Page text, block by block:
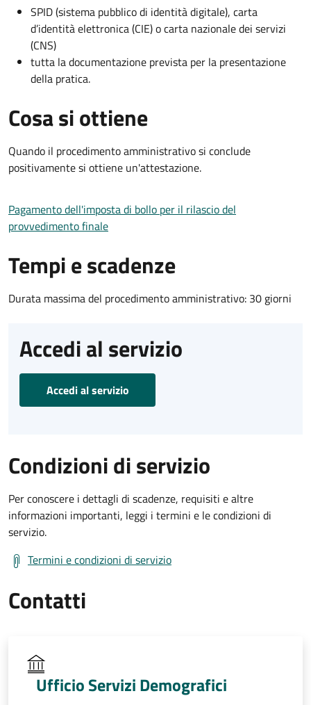
SPID (sistema pubblico di identità digitale), carta
d’identità elettronica (CIE) o carta nazionale dei servizi
(CNS)
tutta la documentazione prevista per la presentazione
della pratica.
Cosa si ottiene
Quando il procedimento amministrativo si conclude
positivamente si ottiene un'attestazione.
Pagamento dell'imposta di bollo per il rilascio del
provvedimento finale
Tempi e scadenze
Durata massima del procedimento amministrativo: 30 giorni
Accedi al servizio
Accedi al servizio
Condizioni di servizio
Per conoscere i dettagli di scadenze, requisiti e altre
informazioni importanti, leggi i termini e le condizioni di
servizio.
Termini e condizioni di servizio
Contatti
Ufficio Servizi Demografici